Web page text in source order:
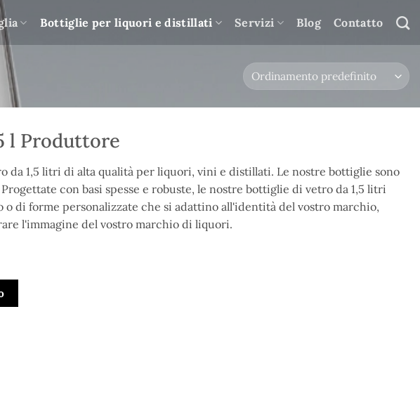
Bottiglie per liquori e distillati Servizi Blog Contatto
l Produttore
1,5 litri di alta qualità per liquori, vini e distillati. Le nostre bottiglie sono
con basi spesse e robuste, le nostre bottiglie di vetro da 1,5 litri
di forme personalizzate che si adattino all'identità del vostro marchio,
l'immagine del vostro marchio di liquori.